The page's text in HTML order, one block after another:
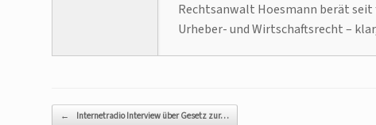
Rechtsanwalt Hoesmann berät
Urheber- und Wirtschaftsrecht –
Beitragsnavigation
← Internetradio Interview über Gesetz zur…